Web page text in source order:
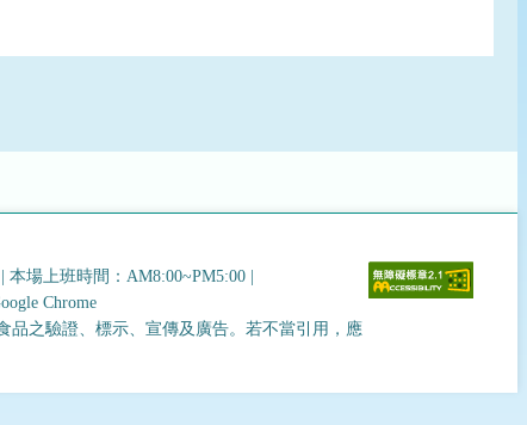
| 本場上班時間：AM8:00~PM5:00 |
Chrome
品之驗證、標示、宣傳及廣告。若不當引用，應